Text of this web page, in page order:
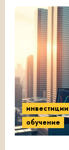
инвестиции
обучение